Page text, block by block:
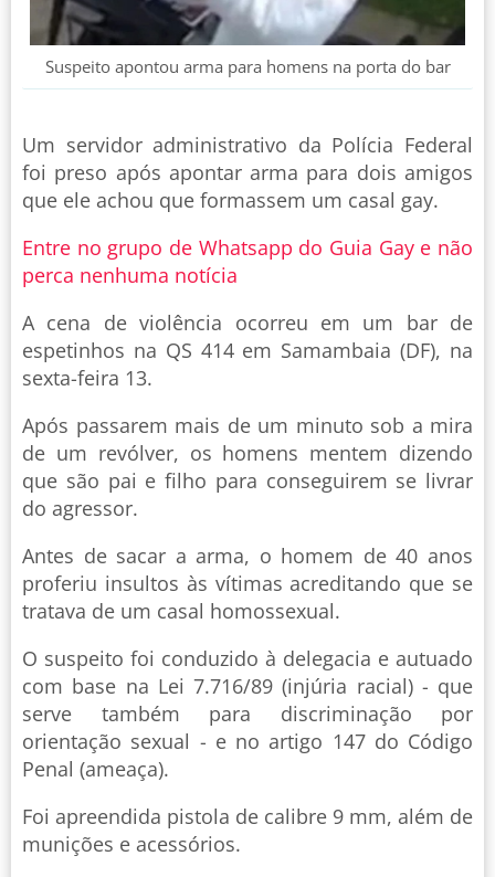
Suspeito apontou arma para homens na porta do bar
Um servidor administrativo da Polícia Federal
foi preso após apontar arma para dois amigos
que ele achou que formassem um casal gay.
Entre no grupo de Whatsapp do Guia Gay e não
perca nenhuma notícia
A cena de violência ocorreu em um bar de
espetinhos na QS 414 em Samambaia (DF), na
sexta-feira 13.
Após passarem mais de um minuto sob a mira
de um revólver, os homens mentem dizendo
que são pai e filho para conseguirem se livrar
do agressor.
Antes de sacar a arma, o homem de 40 anos
proferiu insultos às vítimas acreditando que se
tratava de um casal homossexual.
O suspeito foi conduzido à delegacia e autuado
com base na Lei 7.716/89 (injúria racial) - que
serve também para discriminação por
orientação sexual - e no artigo 147 do Código
Penal (ameaça).
Foi apreendida pistola de calibre 9 mm, além de
munições e acessórios.